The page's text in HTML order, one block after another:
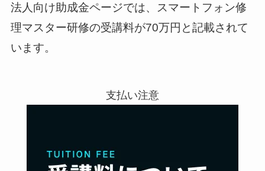
法人向け助成金ページでは、スマートフォン修
理マスター研修の受講料が70万円と記載されて
います。